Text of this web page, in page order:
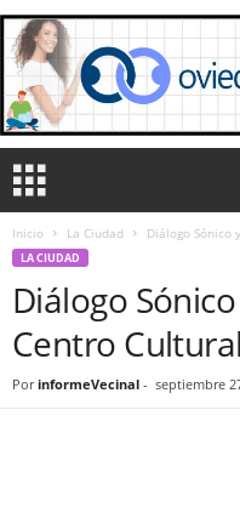
Inicio La Ciudad Diálogo Sónico
LA CIUDAD
Diálogo
Centro
Por informeVecinal - septiembre